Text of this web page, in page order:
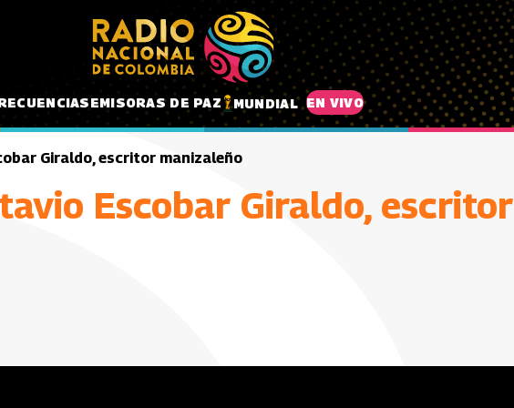
EMISORAS DE PAZ MUNDIAL EN VIVO
Giraldo, escritor manizaleño
Escobar Giraldo, escritor